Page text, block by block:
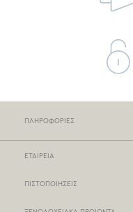
ΠΛΗΡΟΦΟΡΙΕΣ
ΕΤΑΙΡΕΙΑ
ΠΙΣΤΟΠΟΙΗΣΕΙΣ